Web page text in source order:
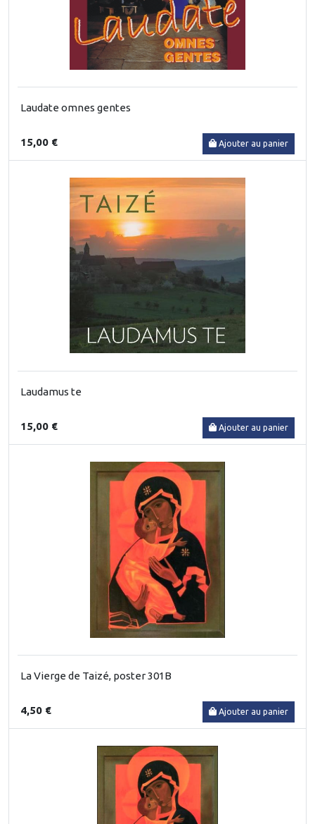
Laudate omnes gentes
15,00 € Ajouter au panier
Laudamus te
15,00 € Ajouter au panier
La Vierge de Taizé, poster 301B
4,50 € Ajouter au panier